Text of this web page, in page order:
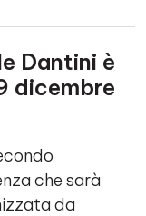
Dantini è
dicembre
che sarà
da